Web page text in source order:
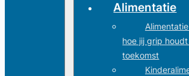
Alimentatie
hoe jij grip
toekomst